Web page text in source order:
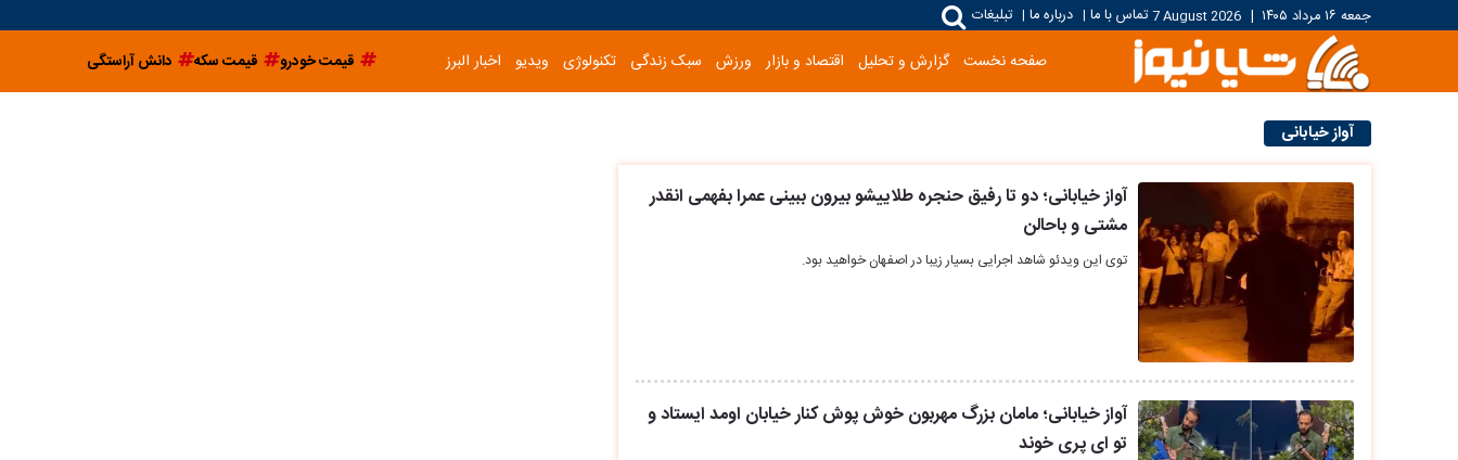
جمعه ۱۶ مرداد ۱۴۰۵ |
7 August 2026تماس با ما | درباره ما | تبلیغات
صفحه نخست گزارش و تحلیل اقتصاد و بازار ورزش سبک زندگی تکنولوژی ویدیو اخبار البرز قیمت خودرو قیمت سکه دانش آراستگی
آواز خیابانی
آواز خیابانی؛ دو تا رفیق حنجره طلاییشو بیرون ببینی عمرا بفهمی انقدر
مشتی و باحالن
توی این ویدئو شاهد اجرایی بسیار زیبا در اصفهان خواهید بود.
آواز خیابانی؛ مامان بزرگ مهربون خوش پوش کنار خیابان اومد ایستاد و
تو ای پری خوند